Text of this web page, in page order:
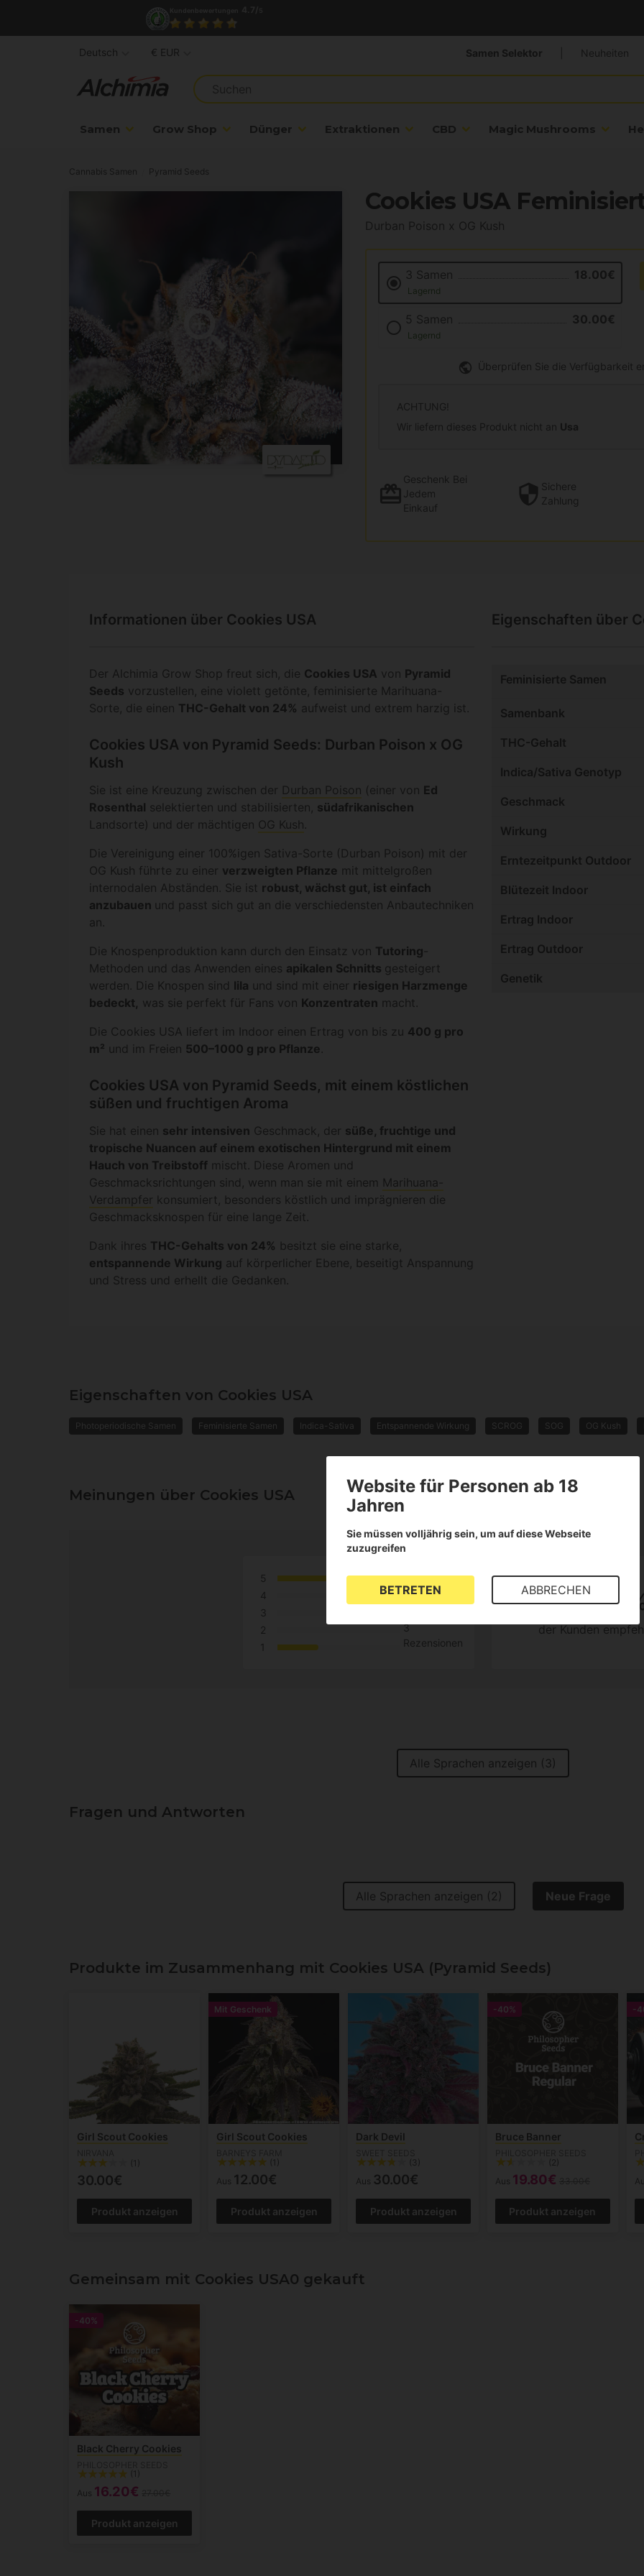
Samen Grow Shop Dünger Extraktionen CBD Magic Mushrooms
Samen Selektor Neuheiten
Deutsch € EUR
Cannabis Samen Pyramid Seeds
Cookies USA
Durban Poison x OG Kush
3 Samen 18.00€
Lagernd
5 Samen 30.00€
Lagernd
Überprüfen Sie die Verfügbarkeit
ACHTUNG!
Wir liefern dieses Produkt nicht an Usa
Geschenk Bei
Jedem
Einkauf
Sichere
Zahlung
Informationen über Cookies USA
Der Alchimia Grow Shop freut sich, die Cookies USA von Pyramid
Seeds vorzustellen, eine violett getönte, feminisierte Marihuana-
Sorte, die einen THC-Gehalt von 24% aufweist und extrem harzig ist.
Cookies USA von Pyramid Seeds: Durban Poison x OG
Kush
Sie ist eine Kreuzung zwischen der Durban Poison (einer von Ed
Rosenthal selektierten und stabilisierten, südafrikanischen
Landsorte) und der mächtigen OG Kush.
Die Vereinigung einer 100%igen Sativa-Sorte (Durban Poison) mit der
OG Kush führte zu einer verzweigten Pflanze mit mittelgroßen
internodalen Abständen. Sie ist robust, wächst gut, ist einfach
anzubauen und passt sich gut an die verschiedensten Anbautechniken
an.
Die Knospenproduktion kann durch den Einsatz von Tutoring
Methoden und das Anwenden eines apikalen Schnitts gesteigert
werden. Die Knospen sind lila und sind mit einer riesigen Harzmenge
bedeckt, was sie perfekt für Fans von Konzentraten macht.
Die Cookies USA liefert im Indoor einen Ertrag von bis zu 400 g pro
m² und im Freien 500–1000 g pro Pflanze.
Cookies USA von Pyramid Seeds, mit einem köstlichen
süßen und fruchtigen Aroma
Sie hat einen sehr intensiven Geschmack, der süße, fruchtige und
tropische Nuancen auf einem exotischen Hintergrund mit einem
Hauch von Treibstoff mischt. Diese Aromen und
Geschmacksrichtungen sind, wenn man sie mit einem Marihuana-
Verdampfer
konsumiert, besonders köstlich und imprägnieren die
Geschmacksknospen für eine lange Zeit.
Dank ihres THC-Gehalts von 24% besitzt sie eine starke,
entspannende Wirkung auf körperlicher Ebene, beseitigt Anspannung
und Stress und erhellt die Gedanken.
Eigenschaften über
Feminisierte Samen
Samenbank
THC-Gehalt
Indica/Sativa Genotyp
Geschmack
Wirkung
Erntezeitpunkt Outdoor
Blütezeit Indoor
Ertrag Indoor
Ertrag Outdoor
Genetik
Eigenschaften von Cookies USA
Photoperiodische Samen Feminisierte Samen Indica-Sativa Entspannende Wirkung SCROG SOG OG Kush
Meinungen über Cookies USA
5
4
3
2
1
3.7
3
Rezensionen
der Kunden
Alle Sprachen anzeigen (3)
Fragen und Antworten
Alle Sprachen anzeigen (2) Neue Frage
Produkte im Zusammenhang mit Cookies USA (Pyramid Seeds)
Girl Scout Cookies
(1)
30.00€
Produkt anzeigen
Mit Geschenk
Girl Scout Cookies
(1)
Aus 12.00€
Produkt anzeigen
Dark Devil
(3)
Aus 30.00€
Produkt anzeigen
-40%
Bruce Banner
(2)
Aus 19.80€
Produkt anzeigen
-
Gemeinsam mit Cookies USA0 gekauft
-40%
Black Cherry Cookies
(1)
Aus 16.20€
Produkt anzeigen
Website für Personen ab 18
Jahren
Sie müssen volljährig sein, um auf diese Webseite
zuzugreifen
BETRETEN ABBRECHEN